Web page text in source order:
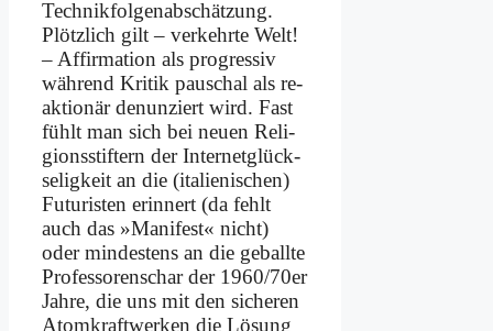
Tech­nik­fol­gen­ab­schät­zung.
Plötz­lich gilt – ver­kehr­te Welt!
– Af­fir­ma­ti­on als pro­gres­siv
wäh­rend Kri­tik pau­schal als re­
ak­tio­när de­nun­ziert wird. Fast
fühlt man sich bei neu­en Re­li­
gi­ons­stif­tern der In­ter­net­glück­
se­lig­keit an die (italie­nischen)
Fu­tu­ri­sten er­in­nert (da fehlt
auch das »Ma­ni­fest« nicht)
oder min­de­stens an die ge­ballte
Pro­fes­so­ren­schar der 1960/70er
Jah­re, die uns mit den si­che­ren
Atomkraft­werken die Lö­sung